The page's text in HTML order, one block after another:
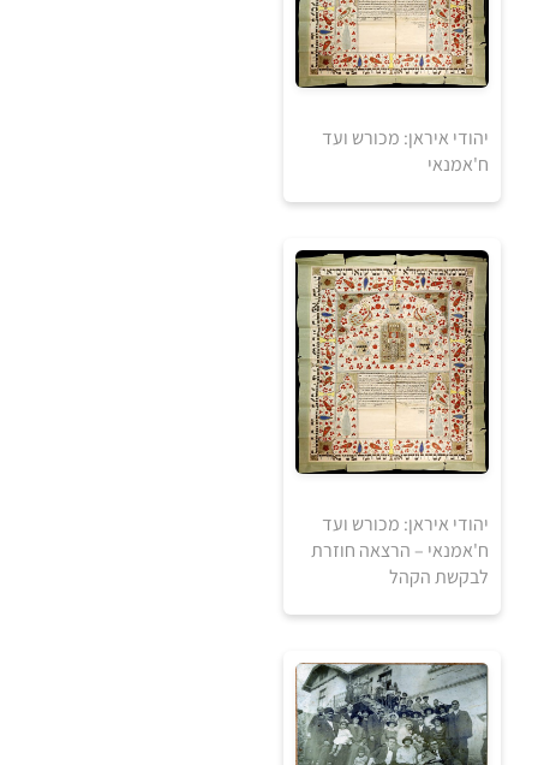
30
₪
0
₪
למידע ולרכישה
יהודי איראן: מכורש ועד
ח'אמנאי
יהודי איראן: מכורש ועד
ח'אמנאי – הרצאה חוזרת
לבקשת הקהל